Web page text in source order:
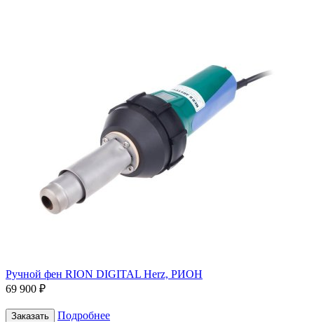
Ручной фен RION DIGITAL Herz, РИОН
69 900 ₽
Заказать Подробнее